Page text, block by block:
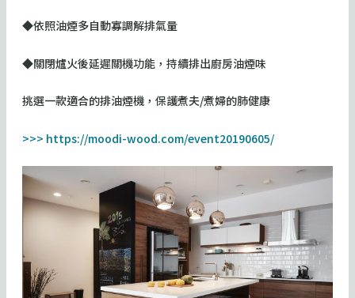
◆依照油煙多自動寡調解排氣量
◆關閉爐火後延遲關機功能，持續排出廚房油煙味
挑選一款適合的排油煙機，保護煮夫/煮婦的肺健康
>>> https://moodi-wood.com/event20190605/